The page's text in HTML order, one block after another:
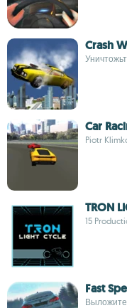
Crash
Car
Piotr
TRON
15
Fast